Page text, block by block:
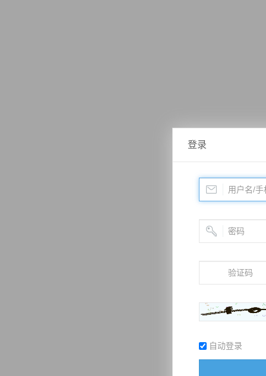
登录
自动登录